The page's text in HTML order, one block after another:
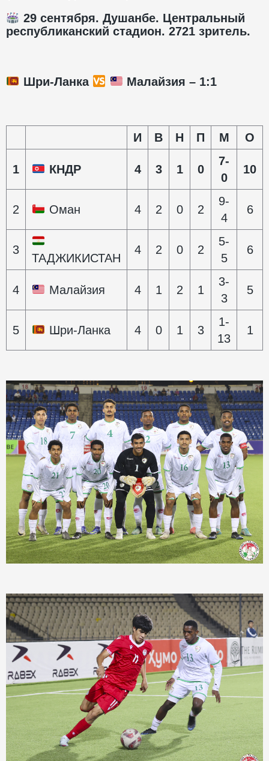
29 сентября. Душанбе. Центральный
республиканский стадион. 2721 зритель.
Шри-Ланка Малайзия – 1:1
И В Н П М О
1 КНДР 4 3 1 0
7-
0
10
2 Оман 4 2 0 2
9-
4
6
3
ТАДЖИКИСТАН
4 2 0 2
5-
5
6
4 Малайзия 4 1 2 1
3-
3
5
5 Шри-Ланка 4 0 1 3
1-
13
1